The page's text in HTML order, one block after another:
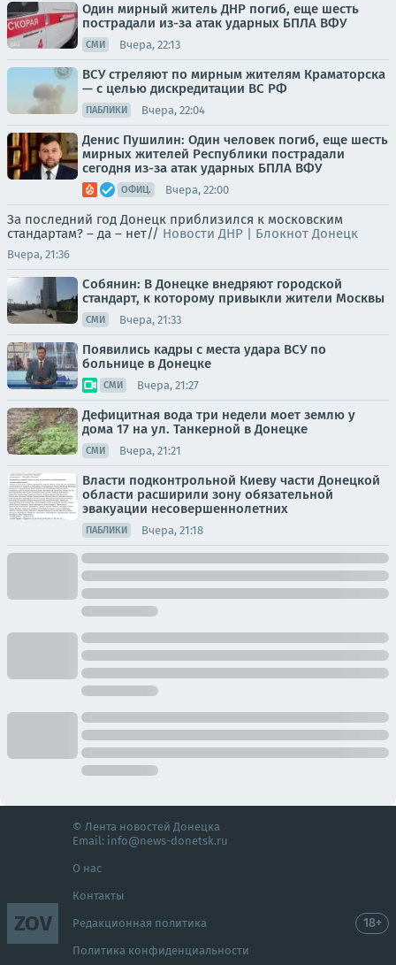
Один мирный житель ДНР погиб, еще шесть
пострадали из-за атак ударных БПЛА ВФУ
СМИ Вчера, 22:13
ВСУ стреляют по мирным жителям Краматорска
— с целью дискредитации ВС РФ
ПАБЛИКИ Вчера, 22:04
Денис Пушилин: Один человек погиб, еще шесть
мирных жителей Республики пострадали
сегодня из-за атак ударных БПЛА ВФУ
ОФИЦ. Вчера, 22:00
За последний год Донецк приблизился к московским
стандартам? – да – нет// Новости ДНР | Блокнот Донецк
Вчера, 21:36
Собянин: В Донецке внедряют городской
стандарт, к которому привыкли жители Москвы
СМИ Вчера, 21:33
Появились кадры с места удара ВСУ по
больнице в Донецке
СМИ Вчера, 21:27
Дефицитная вода три недели моет землю у
дома 17 на ул. Танкерной в Донецке
СМИ Вчера, 21:21
Власти подконтрольной Киеву части Донецкой
области расширили зону обязательной
эвакуации несовершеннолетних
ПАБЛИКИ Вчера, 21:18
ZOV
© Лента новостей Донецка
Email: info@news-donetsk.ru
О нас
Контакты
Редакционная политика
Политика конфиденциальности
18+